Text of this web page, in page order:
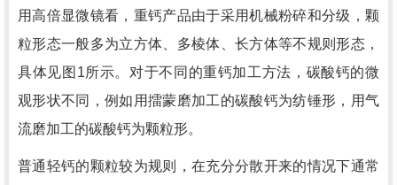
用高倍显微镜看，重钙产品由于采用机械粉碎和分级，颗
粒形态一般多为立方体、多棱体、长方体等不规则形态，
具体见图 1所示。对于不同的重钙加工方法，碳酸钙的微
观形状不同，例如用擂蒙磨加工的碳酸钙为纺锤形，用气
流磨加工的碳酸钙为颗粒形。
普通轻钙的颗粒较为规则，在充分分散开来的情况下通常